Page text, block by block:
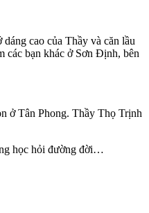
cao của Thầy và căn lầu
các bạn khác ở Sơn Định, bên
ở Tân Phong. Thầy Thọ Trịnh
học hỏi đường đời…